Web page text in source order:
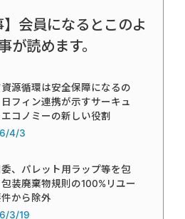
】会員になるとこのよ
が読めます。
源循環は安全保障になるの
フィン連携が示すサーキュ
コノミーの新しい役割
4/3
、パレット用ラップ等を包
装廃棄物規則の100%リユー
件から除外
3/19